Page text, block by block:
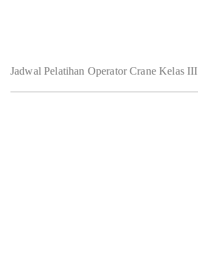
Jadwal Pelatihan Operator Crane Kelas III